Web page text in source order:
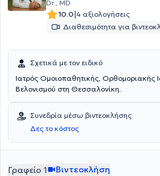
Dr., MD
10.0|4 αξιολογήσεις
Διαθεσιμότητα για
Σχετικά με τον ειδικό
Ιατρός Ομοιοπαθητικής, Ορθομοριακής
Βελονισμού στη Θεσσαλονίκη.
Συνεδρία μέσω βιντεοκλήσης
Δες το κόστος
Γραφείο 1 Βιντεοκλήση